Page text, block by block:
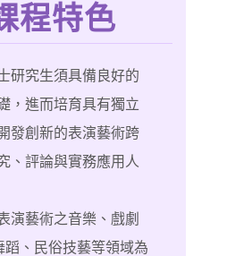
程特色
研究生須具備良好的
，進而培育具有獨立
發創新的表演藝術跨
、評論與實務應用人
演藝術之音樂、戲劇
蹈、民俗技藝等領域為